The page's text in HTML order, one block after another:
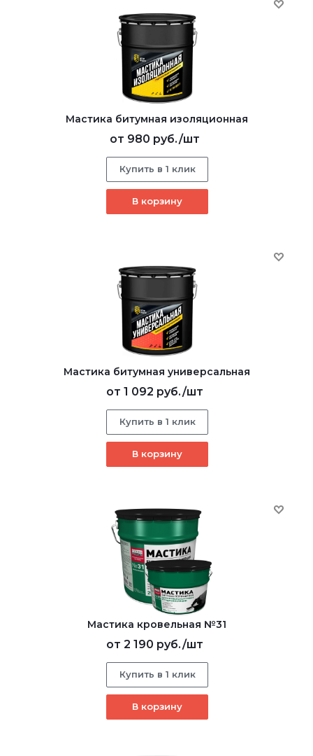
Мастика битумная изоляционная
от 980 руб./шт
Купить в 1 клик
В корзину
Мастика битумная универсальная
от 1 092 руб./шт
Купить в 1 клик
В корзину
Мастика кровельная №31
от 2 190 руб./шт
Купить в 1 клик
В корзину